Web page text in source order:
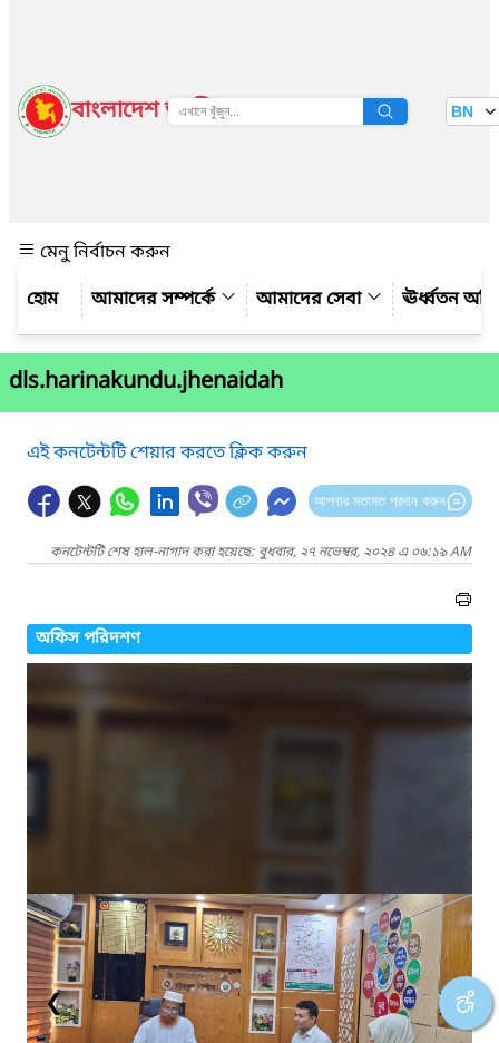
বাংলাদেশ জাতীয় তথ্য বাতায়ন BN
মেনু নির্বাচন করুন
আমাদের সম্পর্কে
আমাদের সেবা ঊর্ধ্বতন
dls.harinakundu.jhenaidah
এই কনটেন্টটি শেয়ার করতে ক্লিক করুন
আপনার মতামত প্রদান করুন
কনটেন্টটি শেষ হাল-নাগাদ করা হয়েছে: বুধবার, ২৭ নভেম্বর, ২০২৪ এ ০৬:১৯ AM
অফিস পরিদশণ
❮ ❯